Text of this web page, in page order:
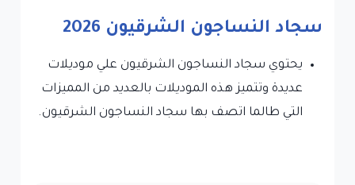
سجاد النساجون الشرقيون 2026
يحتوي سجاد النساجون الشرقيون علي موديلات
عديدة وتتميز هذه الموديلات بالعديد من المميزات
التي طالما اتصف بها سجاد النساجون الشرقيون.